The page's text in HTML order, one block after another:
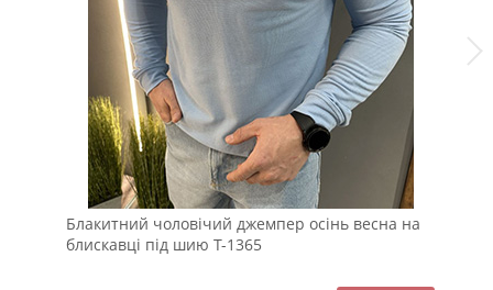
Блакитний чоловічий джемпер осінь весна на
блискавці під шию Т-1365